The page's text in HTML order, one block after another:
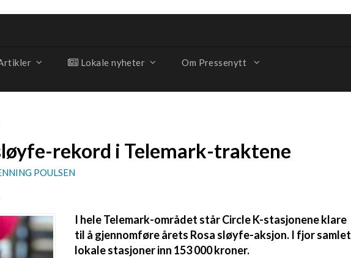
Lokale nyheter Om Pressenytt
rekord i Telemark-traktene
POULSEN
I hele Telemark-området står Circle K-stasjonene klare
til å gjennomføre årets Rosa sløyfe-aksjon. I fjor samlet
lokale stasjoner inn 153 000 kroner.